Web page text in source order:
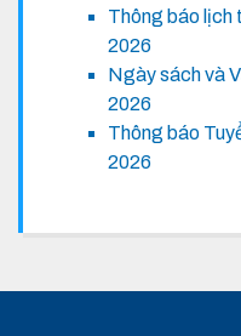
Thông báo lịch
2026
Ngày sách và
2026
Thông báo
2026